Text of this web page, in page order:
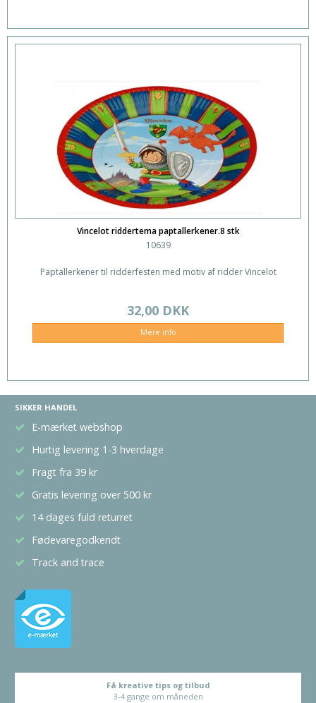
Vincelot riddertema paptallerkener.8 stk
10639
Paptallerkener til ridderfesten med motiv af ridder Vincelot
32,00 DKK
Mere info
SIKKER HANDEL
E-mærket webshop
Hurtig levering 1-3 hverdage
Fragt fra 39 kr
Gratis levering over 500 kr
14 dages fuld returret
Fødevaregodkendt
Track and trace
Få kreative tips og tilbud
3-4 gange om måneden